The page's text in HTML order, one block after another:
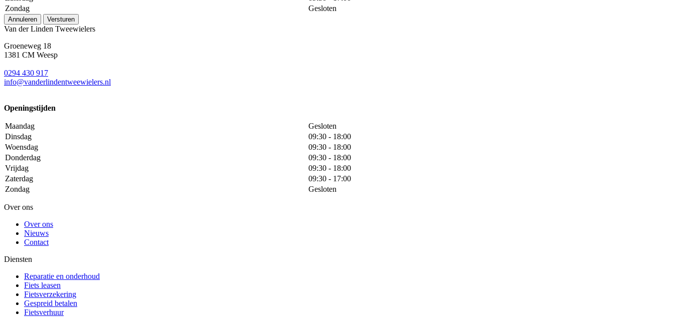
Zondag
Gesloten
Annuleren Versturen
Van der Linden Tweewielers
Groeneweg 18
1381 CM Weesp
0294 430 917
info@vanderlindentweewielers.nl
Openingstijden
Maandag
Gesloten
Dinsdag
09:30 - 18:00
Woensdag
09:30 - 18:00
Donderdag
09:30 - 18:00
Vrijdag
09:30 - 18:00
Zaterdag
09:30 - 17:00
Zondag
Gesloten
Over ons
Over ons
Nieuws
Contact
Diensten
Reparatie en onderhoud
Fiets leasen
Fietsverzekering
Gespreid betalen
Fietsverhuur